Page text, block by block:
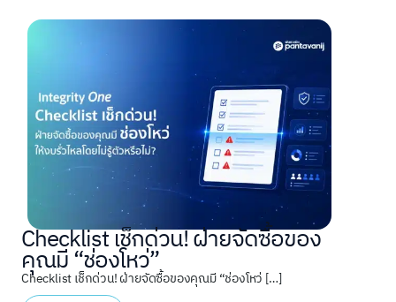
Checklist เช็กด่วน! ฝ่ายจัดซื้อของ
คุณมี “ช่องโหว่”
Checklist เช็กด่วน! ฝ่ายจัดซื้อของคุณมี “ช่องโหว่ […]